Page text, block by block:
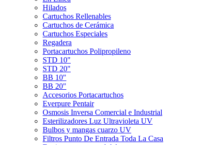
Hilados
Cartuchos Rellenables
Cartuchos de Cerámica
Cartuchos Especiales
Regadera
Portacartuchos Polipropileno
STD 10"
STD 20"
BB 10"
BB 20"
Accesorios Portacartuchos
Everpure Pentair
Osmosis Inversa Comercial e Industrial
Esterilizadores Luz Ultravioleta UV
Bulbos y mangas cuarzo UV
Filtros Punto De Entrada Toda La Casa